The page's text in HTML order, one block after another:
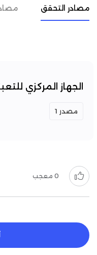
مصادر التحقق
الجهاز المركزي
مصدر 1
0 معجب